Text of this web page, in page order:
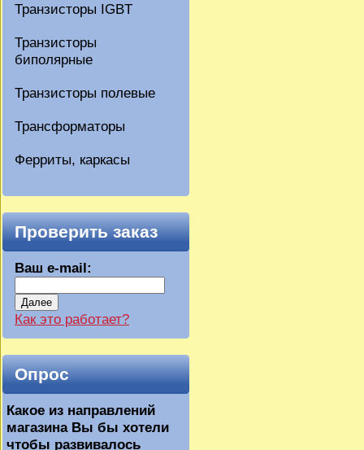
Транзисторы IGBT
Транзисторы
биполярные
Транзисторы полевые
Трансформаторы
Ферриты, каркасы
Проверить заказ
Ваш e-mail:
Далее
Как это работает?
Опрос
Какое из направлений
магазина Вы бы хотели
чтобы развивалось